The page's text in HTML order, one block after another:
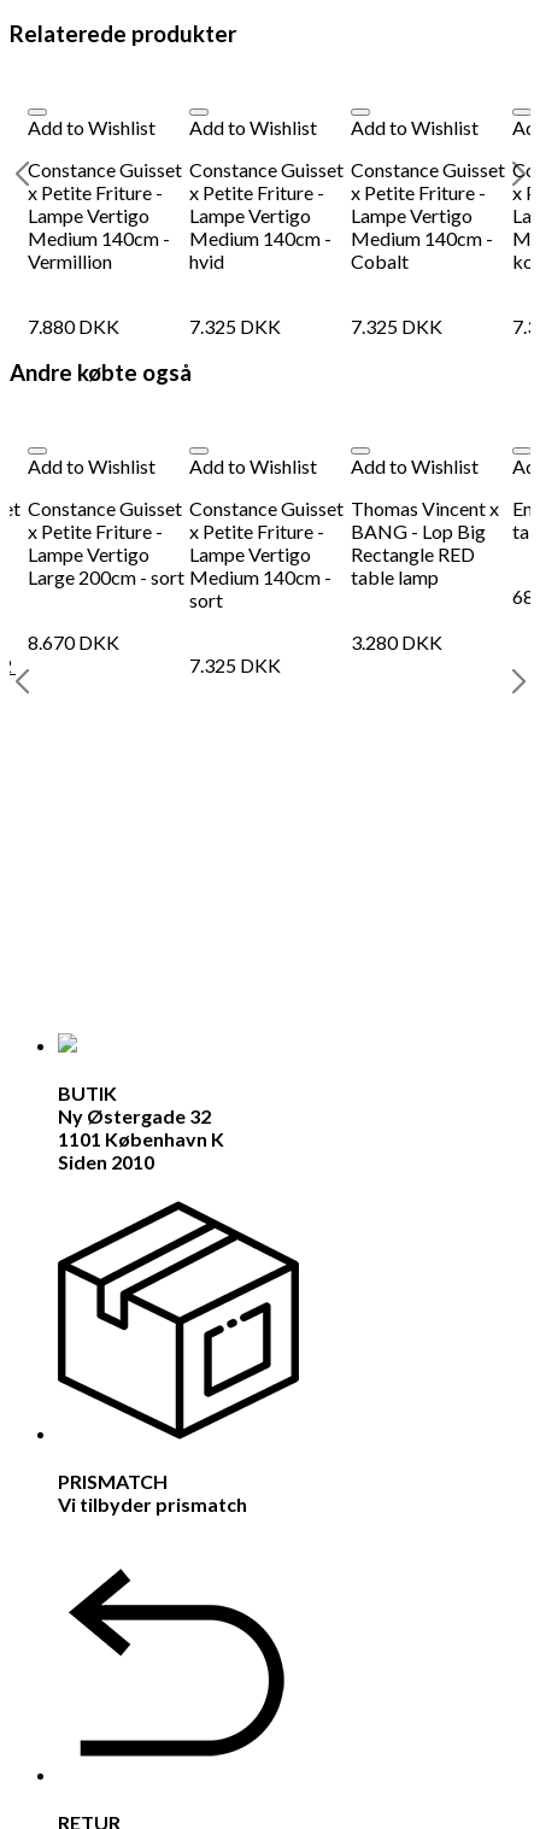
Relaterede produkter
Add to Wishlist
Constance Guisset
x Petite Friture -
Lampe Vertigo
Medium 140cm -
Vermillion
7.880DKK
Add to Wishlist
Constance Guisset
x Petite Friture -
Lampe Vertigo
Medium 140cm -
hvid
7.325 DKK
Add to Wishlist
Constance Guisset
x Petite Friture -
Lampe Vertigo
Medium 140cm -
Cobalt
7.325 DKK
x
Andre købte også
Add to Wishlist
Constance Guisset
x Petite Friture -
Lampe Vertigo
Large 200cm - sort
8.670DKK
Add to Wishlist
Constance Guisset
x Petite Friture -
Lampe Vertigo
Medium 140cm -
sort
7.325 DKK
Add to Wishlist
Thomas Vincent x
BANG - Lop Big
Rectangle RED
table lamp
3.280DKK
BUTIK
Ny Østergade 32
1101 København K
Siden 2010
PRISMATCH
Vi tilbyder prismatch
RETUR